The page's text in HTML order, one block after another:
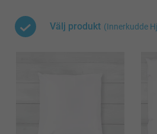
Välj produkt (Innerkudde